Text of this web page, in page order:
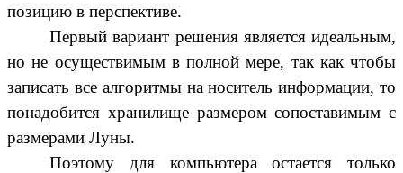
позицию в перспективе.
Первый вариант решения является идеальным,
но не осуществимым в полной мере, так как чтобы
записать все алгоритмы на носитель информации, то
понадобится хранилище размером сопоставимым с
размерами Луны.
Поэтому для компьютера остается только